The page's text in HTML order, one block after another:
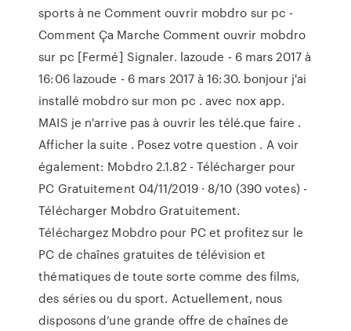
sports à ne Comment ouvrir mobdro sur pc -
Comment Ça Marche Comment ouvrir mobdro
sur pc [Fermé] Signaler. lazoude - 6 mars 2017 à
16:06 lazoude - 6 mars 2017 à 16:30. bonjour j'ai
installé mobdro sur mon pc . avec nox app.
MAIS je n'arrive pas à ouvrir les télé.que faire .
Afficher la suite . Posez votre question . A voir
également: Mobdro 2.1.82 - Télécharger pour
PC Gratuitement 04/11/2019 · 8/10 (390 votes) -
Télécharger Mobdro Gratuitement.
Téléchargez Mobdro pour PC et profitez sur le
PC de chaînes gratuites de télévision et
thématiques de toute sorte comme des films,
des séries ou du sport. Actuellement, nous
disposons d’une grande offre de chaînes de